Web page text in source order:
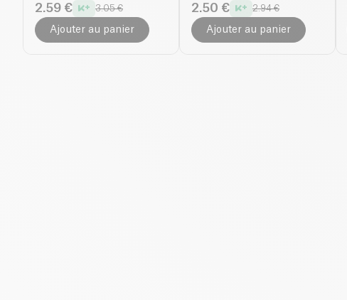
2.59 € 3.05 €
Ajouter au panier
2.50 € 2.94 €
Ajouter au panier